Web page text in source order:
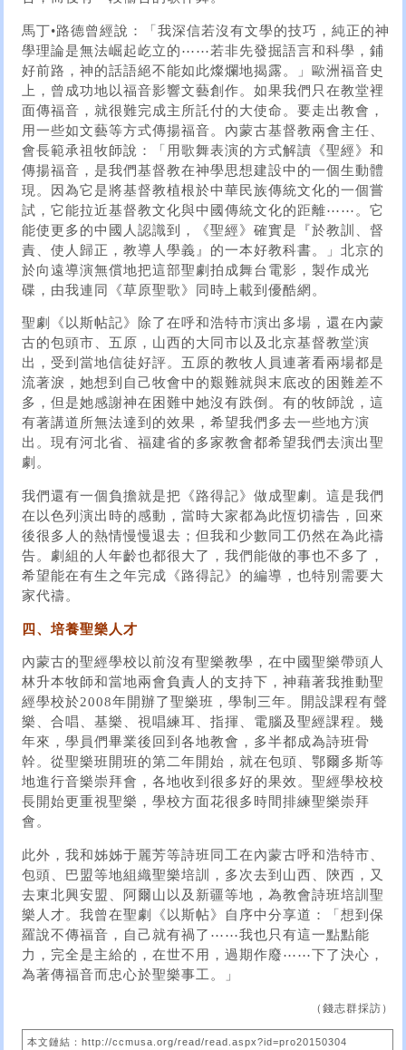
馬丁•路德曾經說：「我深信若沒有文學的技巧，純正的神
學理論是無法崛起屹立的⋯⋯若非先發掘語言和科學，鋪
好前路，神的話語絕不能如此燦爛地揭露。」歐洲福音史
上，曾成功地以福音影響文藝創作。如果我們只在教堂裡
面傳福音，就很難完成主所託付的大使命。要走出教會，
用一些如文藝等方式傳揚福音。內蒙古基督教兩會主任、
會長範承祖牧師說：「用歌舞表演的方式解讀《聖經》和
傳揚福音，是我們基督教在神學思想建設中的一個生動體
現。因為它是將基督教植根於中華民族傳統文化的一個嘗
試，它能拉近基督教文化與中國傳統文化的距離⋯⋯。它
能使更多的中國人認識到，《聖經》確實是『於教訓、督
責、使人歸正，教導人學義』的一本好教科書。」北京的
於向遠導演無償地把這部聖劇拍成舞台電影，製作成光
碟，由我連同《草原聖歌》同時上載到優酷網。
聖劇《以斯帖記》除了在呼和浩特市演出多場，還在內蒙
古的包頭市、五原，山西的大同市以及北京基督教堂演
出，受到當地信徒好評。五原的教牧人員連著看兩場都是
流著淚，她想到自己牧會中的艱難就與末底改的困難差不
多，但是她感謝神在困難中她沒有跌倒。有的牧師說，這
有著講道所無法達到的效果，希望我們多去一些地方演
出。現有河北省、福建省的多家教會都希望我們去演出聖
劇。
我們還有一個負擔就是把《路得記》做成聖劇。這是我們
在以色列演出時的感動，當時大家都為此恆切禱告，回來
後很多人的熱情慢慢退去；但我和少數同工仍然在為此禱
告。劇組的人年齡也都很大了，我們能做的事也不多了，
希望能在有生之年完成《路得記》的編導，也特別需要大
家代禱。
四、培養聖樂人才
內蒙古的聖經學校以前沒有聖樂教學，在中國聖樂帶頭人
林升本牧師和當地兩會負責人的支持下，神藉著我推動聖
經學校於2008年開辦了聖樂班，學制三年。開設課程有聲
樂、合唱、基樂、視唱練耳、指揮、電腦及聖經課程。幾
年來，學員們畢業後回到各地教會，多半都成為詩班骨
幹。從聖樂班開班的第二年開始，就在包頭、鄂爾多斯等
地進行音樂崇拜會，各地收到很多好的果效。聖經學校校
長開始更重視聖樂，學校方面花很多時間排練聖樂崇拜
會。
此外，我和姊姊于麗芳等詩班同工在內蒙古呼和浩特市、
包頭、巴盟等地組織聖樂培訓，多次去到山西、陝西，又
去東北興安盟、阿爾山以及新疆等地，為教會詩班培訓聖
樂人才。我曾在聖劇《以斯帖》自序中分享道：「想到保
羅說不傳福音，自己就有禍了⋯⋯我也只有這一點點能
力，完全是主給的，在世不用，過期作廢⋯⋯下了決心，
為著傳福音而忠心於聖樂事工。」
（錢志群採訪）
本文鏈結：http://ccmusa.org/read/read.aspx?id=pro20150304